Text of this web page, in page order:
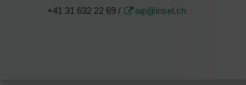
+41 31 632 22 69 / aip@insel.ch